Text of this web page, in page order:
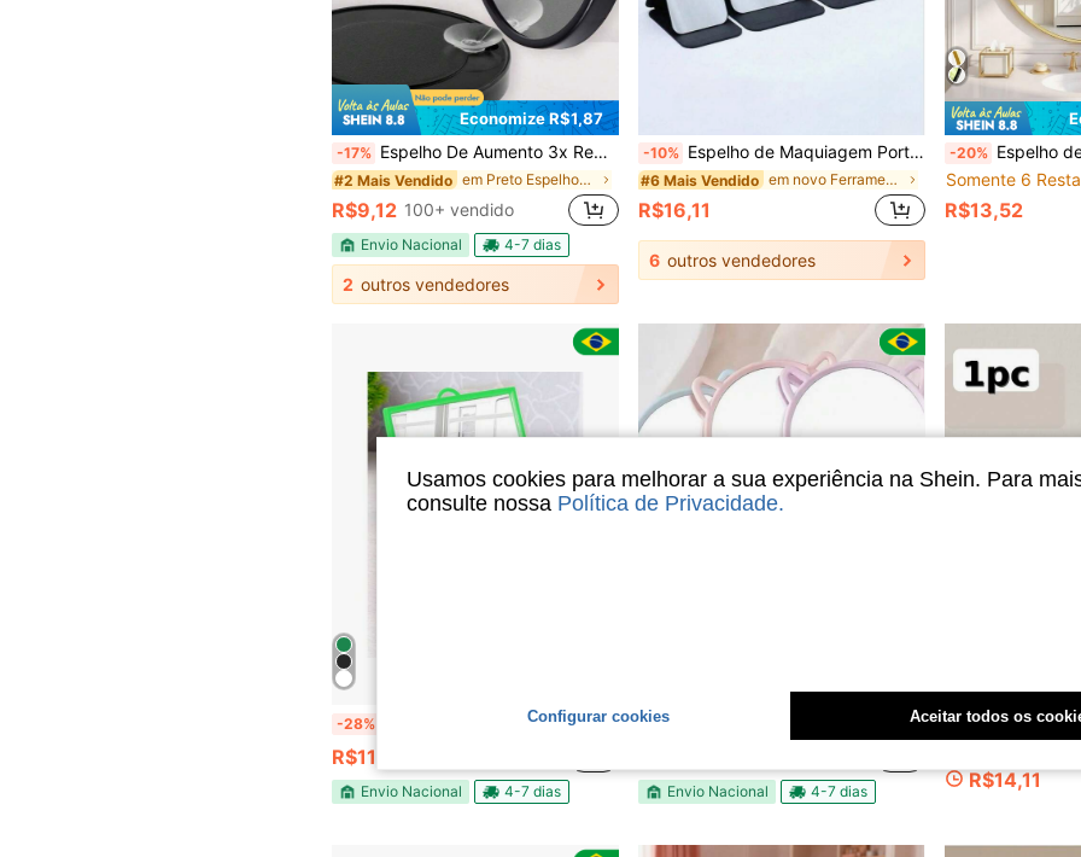
Economize R$1,87
-17% Espelho De Aumento 3x Redondo 8,5cm C/ Ventosas Maquiagem Barba Sombrancelha - TOP
#2 Mais Vendido em Preto Espelhos de maquiagem pessoal
R$9,12 100+ vendido
Envio Nacional 4-7 dias
2 outros vendedores
-10% Espelho de Maquiagem Portátil Dobrável, Espelho com Altura Ajustável e Suporte, Espelho Dobrável que Economiza Espaço, Adequado para Uso Diário, Quarto, Banheiro, Escritório, Decoração de Ambiente, Férias, Casamento, Dia dos Namorados, Viagem, Estilo de Dormitório de Volta às Aulas, Essencial de Férias
#6 Mais Vendido em novo Ferramentas de maquiagem para banheiro
R$16,11
6 outros vendedores
-20% Espelho de Parede Redondo de Metal, Espelho de Banheiro/Espelho de Barbear, Arte de Parede, Decoração de Casa/
Somente 6
R$13,52
-28% Espelho De Vidro Com Moldura Retangular 12x17cm Para Mesa E Com Alça Parede
R$11,49
Envio Nacional 4-7 dias
-63%
Envio Nacional 4-7 dias
-12% Últimas 3 hrs 1 Peça Espelho de
R$14,11
Usamos cookies para melhorar a sua experiência na Shein. Para
consulte nossa Política de Privacidade.
Configurar cookies Aceitar todos os